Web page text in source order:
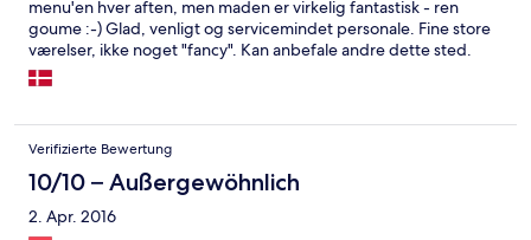
menu'en hver aften, men maden er virkelig fantastisk - ren
goume :-) Glad, venligt og servicemindet personale. Fine store
værelser, ikke noget "fancy". Kan anbefale andre dette sted.
Verifizierte Bewertung
10/10 – Außergewöhnlich
2. Apr. 2016